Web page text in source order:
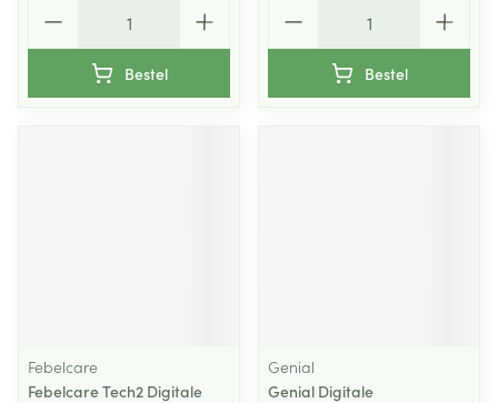
Bestel Bestel
Febelcare
Febelcare Tech2 Digitale
Genial
Genial Digitale